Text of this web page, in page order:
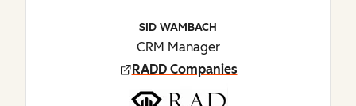
SID WAMBACH
CRM Manager
RADD Companies